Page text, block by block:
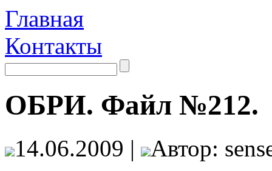
Главная
Контакты
ОБРИ. Файл №212.
14.06.2009 |
Автор: